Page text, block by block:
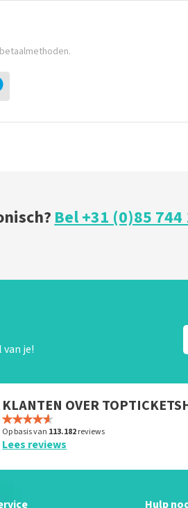
Bel +31 (0)85 744
je!
KLANTEN OVER
Op basis van 113.182reviews
Lees reviews
Hulp